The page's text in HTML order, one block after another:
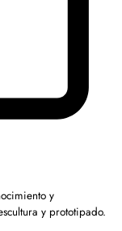
y
y prototipado.